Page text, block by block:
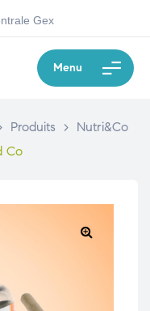
Gex
Menu
Produits > Nutri&Co
Co